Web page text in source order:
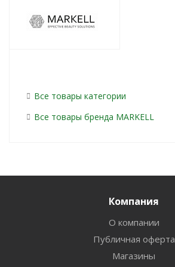
Все товары категории
Все товары бренда MARKELL
Компания
О компании
Публичная оферта
Магазины